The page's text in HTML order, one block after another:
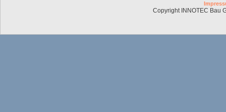
Copyright INNOTEC Bau